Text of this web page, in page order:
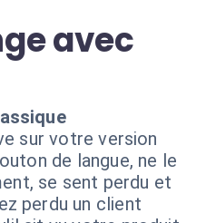
avec
sur votre version
de langue, ne le
se sent perdu et
perdu un client